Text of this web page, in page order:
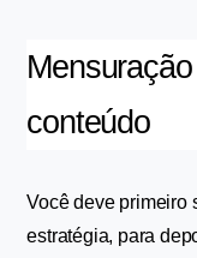
conteúdo
Você deve primeiro
estratégia, para